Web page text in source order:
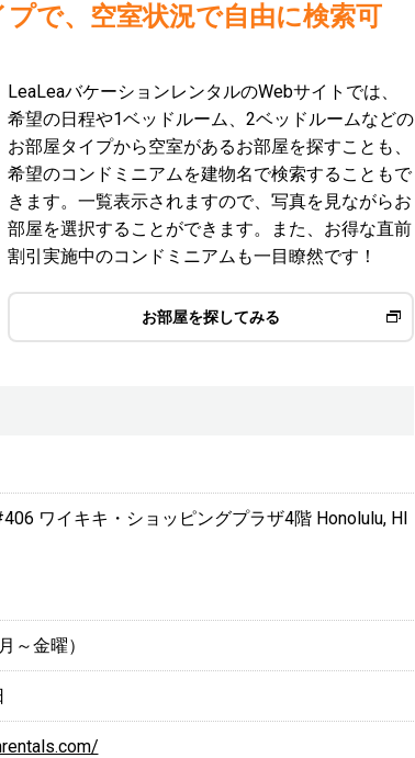
で、空室状況で自由に検索可
LeaLeaバケーションレンタルのWebサイトでは、
希望の日程や1ベッドルーム、2ベッドルームなどの
お部屋タイプから空室があるお部屋を探すことも、
希望のコンドミニアムを建物名で検索することもで
きます。一覧表示されますので、写真を見ながらお
部屋を選択することができます。また、お得な直前
割引実施中のコンドミニアムも一目瞭然です！
お部屋を探してみる
ワイキキ・ショッピングプラザ4階 Honolulu, HI
～金曜）